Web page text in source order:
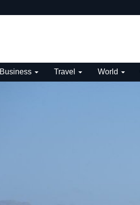
Business Travel World